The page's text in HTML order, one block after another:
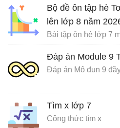
Bộ đề ôn tập hè
lên lớp 8 năm
Bài tập ôn hè lớp 7
Đáp án Module 9
Tìm x lớp 7
Công thức tìm x